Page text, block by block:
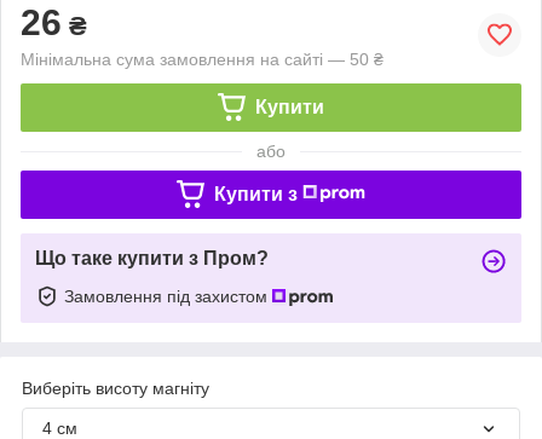
26 ₴
Мінімальна сума замовлення на сайті — 50 ₴
Купити
або
Купити з
Що таке купити з Пром?
Замовлення під захистом
Виберіть висоту магніту
4 см